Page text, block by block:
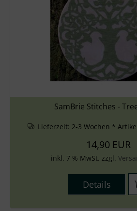
SamBrie Stitches -
Lieferzeit: 2-3 Wochen *
14,90 EUR
inkl. 7 % MwSt. zzgl.
Details